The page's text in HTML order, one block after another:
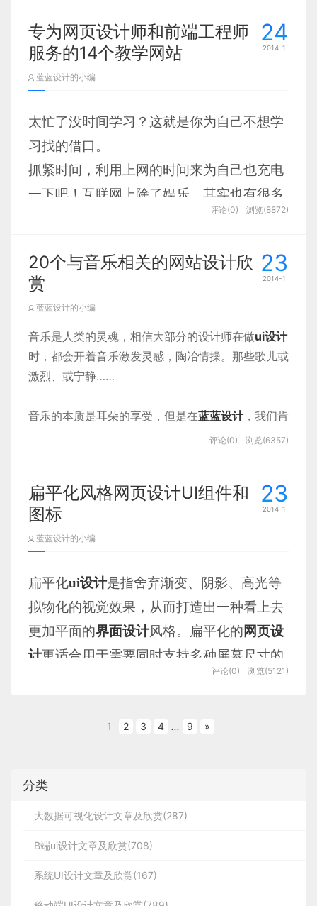
几年的管理工作下来，综合实践这三点，无形
的感觉是越做越顺，越做越博得员工认可。这些或许
强烈的感受到这几点的力量，并会在今后的工作中不
断加强，不断完善这些素质。
2、添加选取器
与其让人输入不如提供选择，选取内容只要
点几下，就自动填充进输入框，不但可以减
举个例子：前面的“对方开户姓名”输入框，
需要填写对方的姓名，如果对方名字里有汉
字不认识该怎么办呢？于是我们可以加上一
个生僻字的选取器，如图：
的名片界面设计
，相信惊叹之余你会得到纷
呈的灵感，提供ui设计能力，奋起吧少年
们！
Jake Bradford
24
2014-1
专为网页设计师和前端工程师
服务的14个教学网站
蓝蓝设计的小编
太忙了没时间学习？这就是你为自己不想学
习找的借口。
抓紧时间，利用上网的时间来为自己也充电
一下吧！互联网上除了娱乐，其实也有很多
更值得每日关注学习的网站。今
师服务的14个教学网站：）绝对不要错过
哟。相信一定会提高朋友的
计、软件界面设计
评论(0) 浏览(8872)
23
2014-1
20个与音乐相关的网站设计欣
赏
蓝蓝设计的小编
音乐是人类的灵魂，相信大部分的设计师在做ui设计
时，都会开着音乐激发灵感，陶冶情操。那些歌儿或
激烈、或宁静……
音乐的本质是耳朵的享受，但是在蓝蓝设计，我们肯
定不能让眼球落寞，那么今天就来一起看看25个与
能力的，让您在ui设计公司立稳脚步，处于不败之
地。
：）
更多音乐相关网站设计欣赏：
http://www.lanlanwork.com/
Twitter music
评论(0) 浏览(6357)
23
2014-1
扁平化风格网页设计UI组件和
图标
蓝蓝设计的小编
扁平化ui设计是指舍弃渐变、阴影、高光等
拟物化的视觉效果，从而打造出一种看上去
更加平面的界面设计风格。扁平化的网页设
计更适合用于需要同时支持多种屏幕尺寸的
蓝蓝设计
给大家
网页设计 元素，记得分享和推荐啊！
Flat Free
评论(0) 浏览(5121)
1 2 3 4 ... 9 »
分类
大数据可视化设计文章及欣赏(287)
B端ui设计文章及欣赏(708)
系统UI设计文章及欣赏(167)